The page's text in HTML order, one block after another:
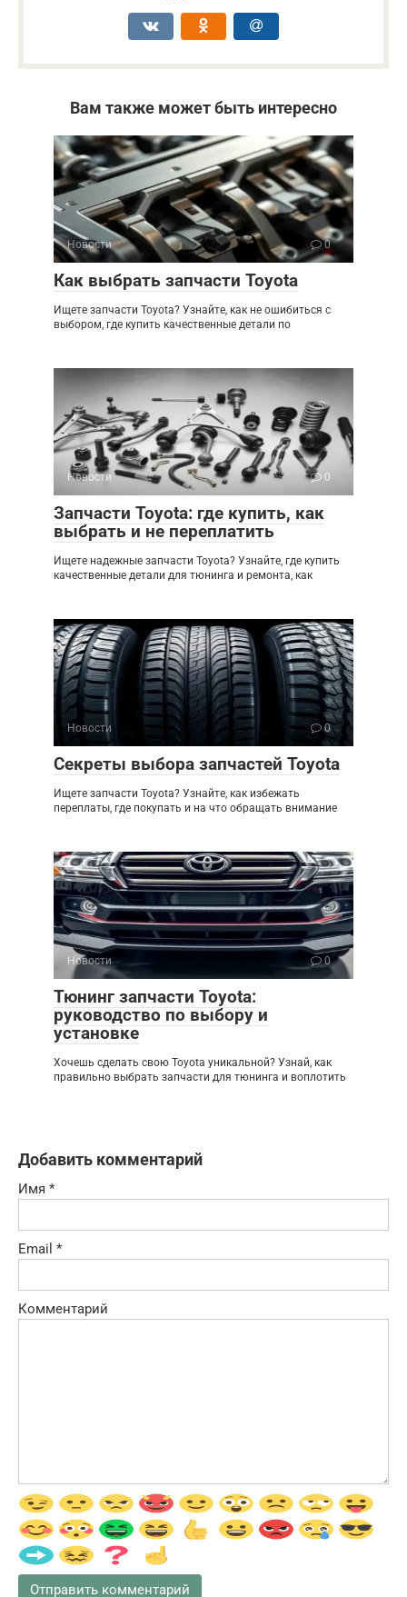
Вам также может быть интересно
Новости 0
Как выбрать запчасти Toyota
Ищете запчасти Toyota? Узнайте, как не ошибиться с
выбором, где купить качественные детали по
Новости 0
Запчасти Toyota: где купить, как
выбрать и не переплатить
Ищете надежные запчасти Toyota? Узнайте, где купить
качественные детали для тюнинга и ремонта, как
Новости 0
Секреты выбора запчастей Toyota
Ищете запчасти Toyota? Узнайте, как избежать
переплаты, где покупать и на что обращать внимание
Новости 0
Тюнинг запчасти Toyota:
руководство по выбору и
установке
Хочешь сделать свою Toyota уникальной? Узнай, как
правильно выбрать запчасти для тюнинга и воплотить
Добавить комментарий
Имя *
Email *
Комментарий